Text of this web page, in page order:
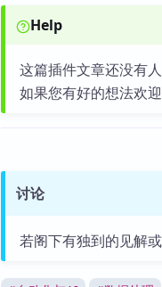
Help
这篇插件文章还没有
如果您有好的想法欢
讨论
若阁下有独到的见解